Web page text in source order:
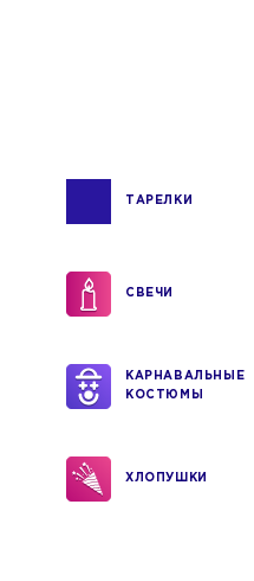
ТАРЕЛКИ
СВЕЧИ
КАРНАВАЛЬНЫЕ
КОСТЮМЫ
ХЛОПУШКИ